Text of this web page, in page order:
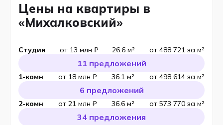
Цены на квартиры в
«Михалковский»
Студия 26.6 м²
от 13 млн ₽ от 488 721 за м²
11 предложений
1-комн 36.1 м²
от 18 млн ₽ от 498 614 за м²
6 предложений
2-комн 36.6 м²
от 21 млн ₽ от 573 770 за м²
34 предложения